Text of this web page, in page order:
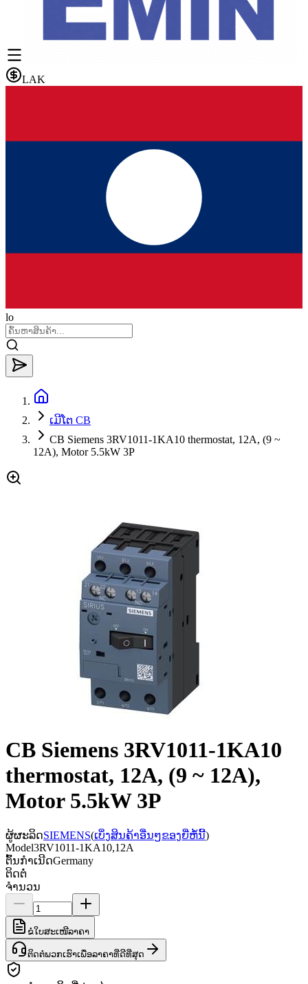
LAK
lo
ເມີໂຕ CB
CB Siemens 3RV1011-1KA10 thermostat, 12A, (9 ~
12A), Motor 5.5kW 3P
CB Siemens 3RV1011-1KA10
thermostat, 12A, (9 ~ 12A),
Motor 5.5kW 3P
ຜູ້ຜະລິດSIEMENS(ເບິ່ງສິນຄ້າອື່ນໆຂອງຍີ່ຫໍ້ນີ້)
Model3RV1011-1KA10,12A
ຕົ້ນກຳເນີດGermany
ຕິດຕໍ່
ຈຳນວນ
ຂໍໃບສະເໜີລາຄາ
ຕິດຕໍ່ພວກເຮົາເພື່ອລາຄາທີ່ດີທີ່ສຸດ